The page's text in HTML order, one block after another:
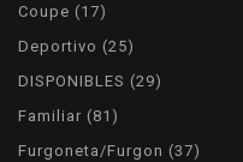
Coupe 1717
Deportivo 2525
DISPONIBLES 2929
Familiar 81 81
Furgoneta/Furgon 3737